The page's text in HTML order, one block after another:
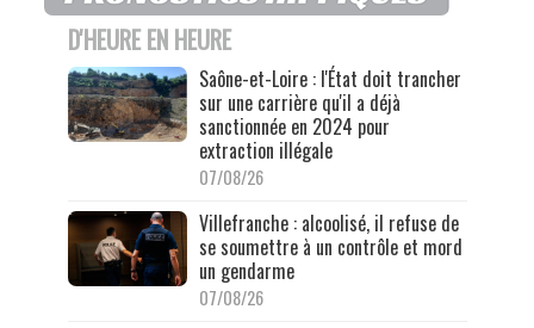
D'HEURE EN HEURE
Saône-et-Loire : l'État doit trancher
sur une carrière qu'il a déjà
sanctionnée en 2024 pour
extraction illégale
07/08/26
Villefranche : alcoolisé, il refuse de
se soumettre à un contrôle et mord
un gendarme
07/08/26